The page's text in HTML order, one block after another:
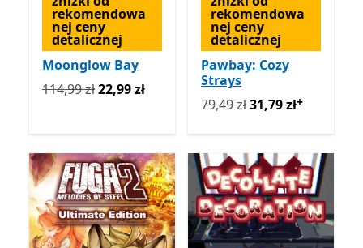
rekomendowa
nej ceny
detalicznej
Moonglow Bay
Pierwotnie 114,99 zł teraz 22,99 zł
114,99 zł22,99 zł
rekomendowa
nej ceny
detalicznej
Pawbay: Cozy
Strays
Pierwotnie 79,49 zł teraz
79,49 zł31,79 zł+